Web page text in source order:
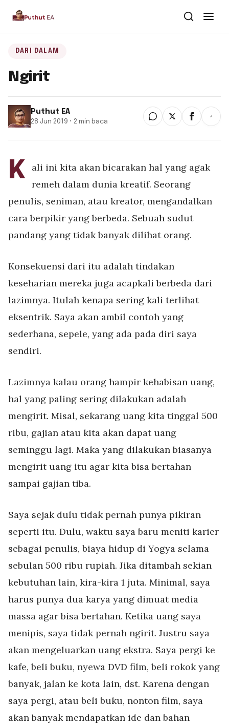
Dari Dalam
Dari Kawan
Buku
Tentang
Puthut EA
Situsweb
DARI DALAM
Ngirit
Puthut EA
28 Jun 2019 • 2 min baca
K ali ini kita akan bicarakan hal yang agak
remeh dalam dunia kreatif. Seorang
penulis, seniman, atau kreator, mengandalkan
cara berpikir yang berbeda. Sebuah sudut
pandang yang tidak banyak dilihat orang.
Konsekuensi dari itu adalah tindakan
keseharian mereka juga acapkali berbeda dari
lazimnya. Itulah kenapa sering kali terlihat
eksentrik. Saya akan ambil contoh yang
sederhana, sepele, yang ada pada diri saya
sendiri.
Lazimnya kalau orang hampir kehabisan uang,
hal yang paling sering dilakukan adalah
mengirit. Misal, sekarang uang kita tinggal 500
ribu, gajian atau kita akan dapat uang
seminggu lagi. Maka yang dilakukan biasanya
mengirit uang itu agar kita bisa bertahan
sampai gajian tiba.
Saya sejak dulu tidak pernah punya pikiran
seperti itu. Dulu, waktu saya baru meniti karier
sebagai penulis, biaya hidup di Yogya selama
sebulan 500 ribu rupiah. Jika ditambah sekian
kebutuhan lain, kira-kira 1 juta. Minimal, saya
harus punya dua karya yang dimuat media
massa agar bisa bertahan. Ketika uang saya
menipis, saya tidak pernah ngirit. Justru saya
akan mengeluarkan uang ekstra. Saya pergi ke
kafe, beli buku, nyewa DVD film, beli rokok yang
banyak, jalan ke kota lain, dst. Karena dengan
saya pergi, atau beli buku, nonton film, saya
akan banyak mendapatkan ide dan bahan